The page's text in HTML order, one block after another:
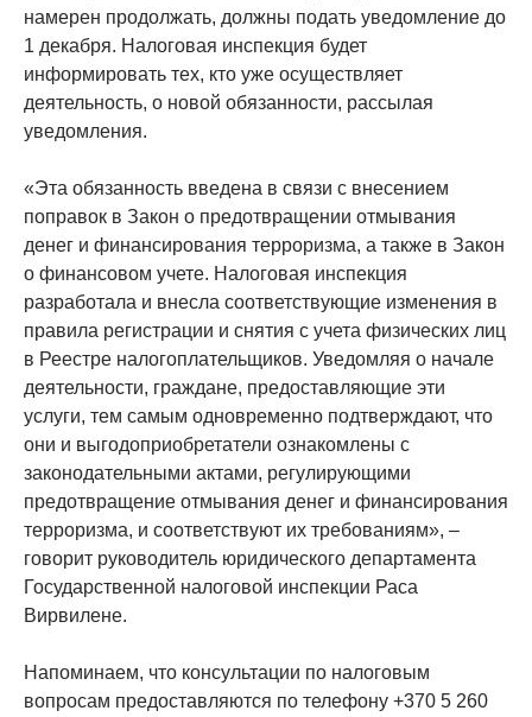
намерен продолжать, должны подать уведомление до
1 декабря. Налоговая инспекция будет
информировать тех, кто уже осуществляет
деятельность, о новой обязанности, рассылая
уведомления.
«Эта обязанность введена в связи с внесением
поправок в Закон о предотвращении отмывания
денег и финансирования терроризма, а также в Закон
о финансовом учете. Налоговая инспекция
разработала и внесла соответствующие изменения в
правила регистрации и снятия с учета физических лиц
в Реестре налогоплательщиков. Уведомляя о начале
деятельности, граждане, предоставляющие эти
услуги, тем самым одновременно подтверждают, что
они и выгодоприобретатели ознакомлены с
законодательными актами, регулирующими
предотвращение отмывания денег и финансирования
терроризма, и соответствуют их требованиям», –
говорит руководитель юридического департамента
Государственной налоговой инспекции Раса
Вирвилене.
Напоминаем, что консультации по налоговым
вопросам предоставляются по телефону +370 5 260